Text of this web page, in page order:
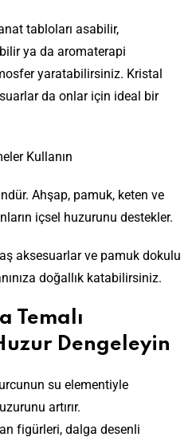
tabloları asabilir,
ya da aromaterapi
yaratabilirsiniz. Kristal
da onlar için ideal bir
Kullanın
Ahşap, pamuk, keten ve
içsel huzurunu destekler.
aksesuarlar ve pamuk dokulu
doğallık katabilirsiniz.
Temalı
Dengeleyin
su elementiyle
artırır.
figürleri, dalga desenli